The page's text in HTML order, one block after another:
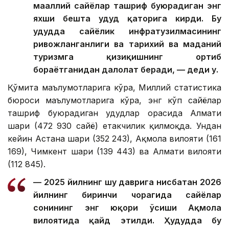
маҳаллий сайёҳлар ташриф буюрадиган энг
яхши бешта ҳудуд қаторига кирди. Бу
ҳудудда сайёҳлик инфратузилмасининг
ривожланганлиги ва тарихий ва маданий
туризмга қизиқишнинг ортиб
бораётганидан далолат беради, — деди у.
Қўмита маълумотларига кўра, Миллий статистика
бюроси маълумотларига кўра, энг кўп сайёҳлар
ташриф буюрадиган ҳудудлар орасида Алмати
шаҳри (472 930 сайёҳ) етакчилик қилмоқда. Ундан
кейин Астана шаҳри (352 243), Ақмола вилояти (161
169), Чимкент шаҳри (139 443) ва Алмати вилояти
(112 845).
— 2025 йилнинг шу даврига нисбатан 2026
йилнинг биринчи чорагида сайёҳлар
сонининг энг юқори ўсиши Ақмола
вилоятида қайд этилди. Ҳудудда бу